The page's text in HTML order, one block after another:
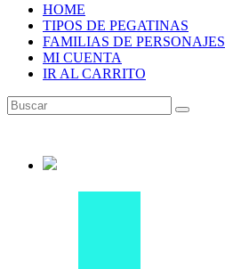
HOME
TIPOS DE PEGATINAS
FAMILIAS DE PERSONAJES
MI CUENTA
IR AL CARRITO